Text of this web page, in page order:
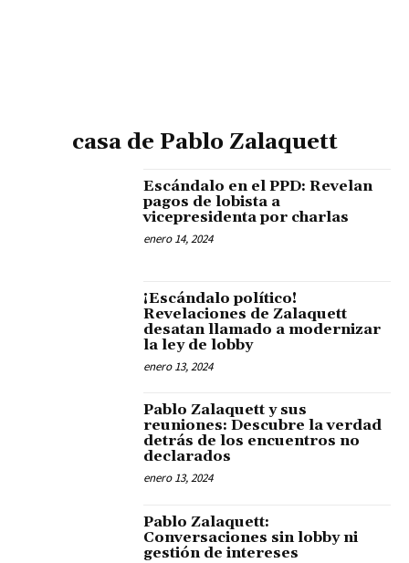
casa de Pablo Zalaquett
Escándalo en el PPD: Revelan
pagos de lobista a
vicepresidenta por charlas
enero 14, 2024
¡Escándalo político!
Revelaciones de Zalaquett
desatan llamado a modernizar
la ley de lobby
enero 13, 2024
Pablo Zalaquett y sus
reuniones: Descubre la verdad
detrás de los encuentros no
declarados
enero 13, 2024
Pablo Zalaquett:
Conversaciones sin lobby ni
gestión de intereses